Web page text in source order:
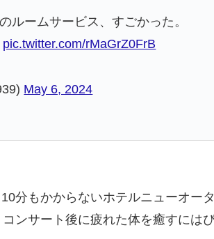
ルームサービス、すごかった。
pic.twitter.com/rMaGrZ0FrB
May 6, 2024
分もかからないホテルニューオータ
ンサート後に疲れた体を癒すには